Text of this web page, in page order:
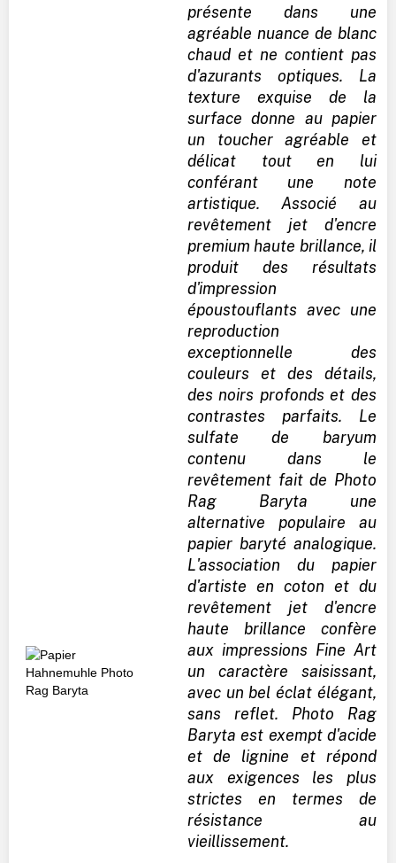
présente dans une
agréable nuance de blanc
chaud et ne contient pas
d'azurants optiques. La
texture exquise de la
surface donne au papier
un toucher agréable et
délicat tout en lui
conférant une note
artistique. Associé au
revêtement jet d'encre
premium haute brillance, il
produit des résultats
d'impression
époustouflants avec une
reproduction
exceptionnelle des
couleurs et des détails,
des noirs profonds et des
contrastes parfaits. Le
sulfate de baryum
contenu dans le
revêtement fait de Photo
Rag Baryta une
alternative populaire au
papier baryté analogique.
L'association du papier
d'artiste en coton et du
revêtement jet d'encre
haute brillance confère
aux impressions Fine Art
un caractère saisissant,
avec un bel éclat élégant,
sans reflet. Photo Rag
Baryta est exempt d'acide
et de lignine et répond
aux exigences les plus
strictes en termes de
résistance au
vieillissement.